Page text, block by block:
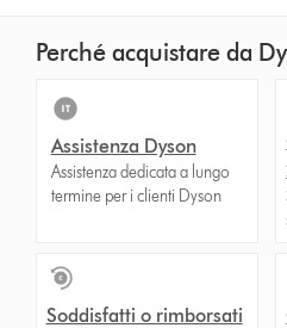
Perché acquistare da
Assistenza Dyson
Assistenza dedicata a lungo
termine per i clienti Dyson
Soddisfatti o rimborsati